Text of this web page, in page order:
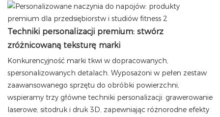
Techniki personalizacji premium: stwórz
zróżnicowaną teksturę marki
Konkurencyjność marki tkwi w dopracowanych,
spersonalizowanych detalach. Wyposażoni w pełen zestaw
zaawansowanego sprzętu do obróbki powierzchni,
wspieramy trzy główne techniki personalizacji: grawerowanie
laserowe, sitodruk i druk 3D, zapewniając różnorodne efekty